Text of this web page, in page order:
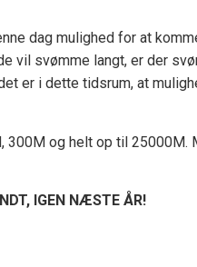
dag mulighed for at
vil svømme langt, er der
er i dette tidsrum, at
300M og helt op til
IGEN NÆSTE ÅR!